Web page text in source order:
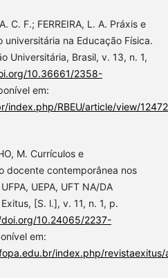
C. F.; FERREIRA, L. A. Práxis e
na Educação Física.
Universitária, Brasil, v. 13, n. 1,
10.36661/2358-
em:
index.php/RBEU/article/view/12472
M. Currículos e
docente contemporânea nos
UEPA, UFT NA/DA
[S. l.], v. 11, n. 1, p.
10.24065/2237-
em:
index.php/